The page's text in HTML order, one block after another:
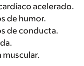
acelerado.
de humor.
de conducta.
muscular.